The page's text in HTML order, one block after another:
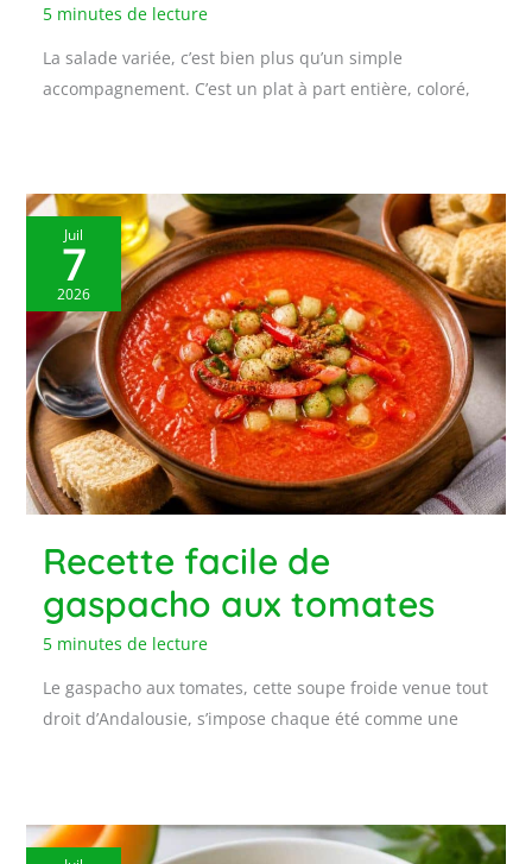
5 minutes de lecture
La salade variée, c’est bien plus qu’un simple
accompagnement. C’est un plat à part entière, coloré,
Juil
7
2026
Recette facile de
gaspacho aux tomates
5 minutes de lecture
Le gaspacho aux tomates, cette soupe froide venue tout
droit d’Andalousie, s’impose chaque été comme une